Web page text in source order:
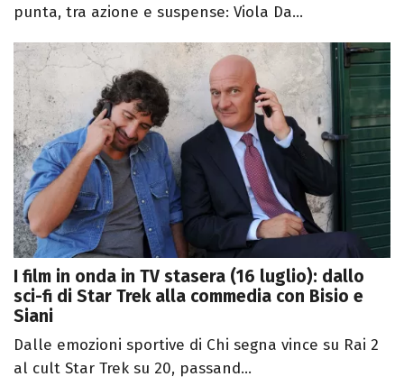
punta, tra azione e suspense: Viola Da...
I film in onda in TV stasera (16 luglio): dallo
sci-fi di Star Trek alla commedia con Bisio e
Siani
Dalle emozioni sportive di Chi segna vince su Rai 2
al cult Star Trek su 20, passand...